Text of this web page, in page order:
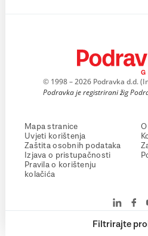
Filtrirajte
© 1998 – 2026 Podravka d.d.
Podravka je registrirani žig
Mapa stranice
Uvjeti korištenja
Zaštita osobnih podataka
Izjava o pristupačnosti
Pravila o korištenju
kolačića